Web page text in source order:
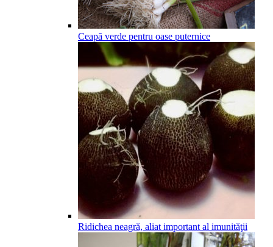
Ceapă verde pentru oase puternice
Ridichea neagră, aliat important al imunităţii